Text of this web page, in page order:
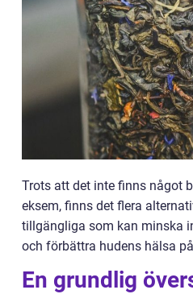
Trots att det inte finns något
eksem, finns det flera
tillgängliga som kan minska
och förbättra hudens hälsa
En grundlig